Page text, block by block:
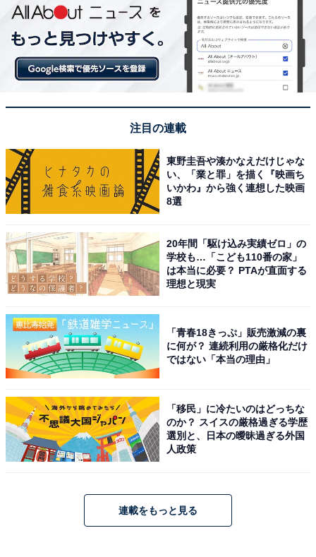
が、夏が海のために栄養を考えたメニューにしようとし
ている姿に一転して曇った表情に。また、公園で逆上が
りを見てほしいという海のペンダントを「危ないから」
と外そうとした弥生を、夏は「やめて」と珍しく強い声
色で制止。水季の遺灰が入ったものと聞き、「ごめんご
めん」と優しく謝った弥生が押し隠した思いを想像する
Ｘ（旧Twitter）では、「スーパーで止まる弥生の足。こ
の人はもう自分のためになにかをしようとしてくれるこ
とはないんだという諦め。それを察してしまう察しの良
いつの間にか海ちゃんが溢れてて､いつもどこかに海ちゃ
んと水季の話があって､弥生さんファーストじゃなくなっ
ていってるのを実感していくの､あまりにも残酷すぎる」
か」「全視聴者が弥生さんに『夏くんとは別れろ』と思
ってると思うんだけど」などのコメントが寄せられてい
ます。
夏宛て、夏の恋人宛てに遺された水季の手紙には、一体
何が書かれているのでしょうか。もしその中身が“海の母
親になる”人宛てだとしたら、自分が読んでいいものかと
おり、夏との関係性に思い悩んでしまうのは必定。果た
して弥生がどんな未来を選択していくのか目が離せませ
注目の連載
東野圭吾や湊かなえだけじゃな
い、「業と罪」を描く『映画ち
いかわ』から強く連想した映画
8選
20年間「駆け込み実績ゼロ」の
学校も…「こども110番の家」
は本当に必要？ PTAが直面する
理想と現実
「青春18きっぷ」販売激減の裏
に何が？ 連続利用の厳格化だけ
ではない「本当の理由」
「移民」に冷たいのはどっちな
のか？ スイスの厳格過ぎる学歴
選別と、日本の曖昧過ぎる外国
人政策
連載をもっと見る